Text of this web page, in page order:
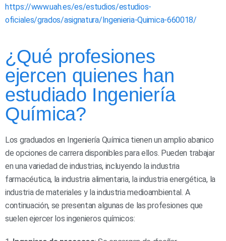
https://www.uah.es/es/estudios/estudios-
oficiales/grados/asignatura/Ingenieria-Quimica-660018/
¿Qué profesiones
ejercen quienes han
estudiado Ingeniería
Química?
Los graduados en Ingeniería Química tienen un amplio abanico
de opciones de carrera disponibles para ellos. Pueden trabajar
en una variedad de industrias, incluyendo la industria
farmacéutica, la industria alimentaria, la industria energética, la
industria de materiales y la industria medioambiental. A
continuación, se presentan algunas de las profesiones que
suelen ejercer los ingenieros químicos: